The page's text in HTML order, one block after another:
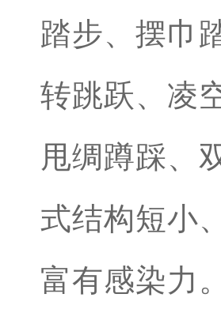
踏步、摆巾
转跳跃、凌
甩绸蹲踩、
式结构短小
富有感染力